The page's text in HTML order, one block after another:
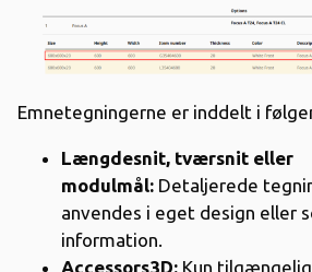
Emnetegningerne er inddelt i
Længdesnit, tværsnit eller
modulmål: Detaljerede
anvendes i eget design eller
information.
Accessors3D: Kun